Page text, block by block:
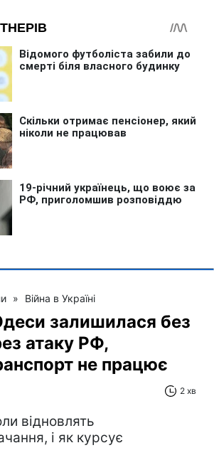
» Війна в Україні
залишилася без
атаку РФ,
не працює
2 хв
відновлять
і як курсує